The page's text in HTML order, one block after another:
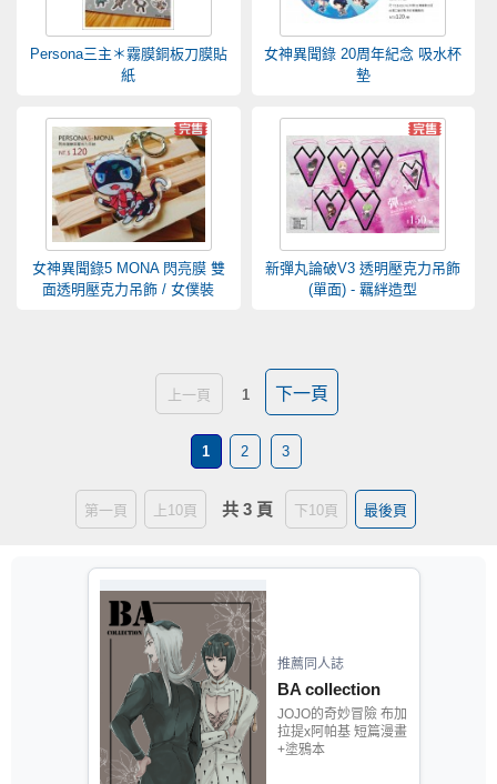
Persona三主＊霧膜銅板刀膜貼
紙
女神異聞錄 20周年紀念 吸水杯
墊
女神異聞錄5 MONA 閃亮膜 雙
面透明壓克力吊飾 / 女僕裝
新彈丸論破V3 透明壓克力吊飾
(單面) - 羈絆造型
上一頁 1 下一頁
1 2 3
第一頁 上10頁 共 3 頁 下10頁 最後頁
推薦同人誌
BA collection
JOJO的奇妙冒險 布加
拉提x阿帕基 短篇漫畫
+塗鴉本